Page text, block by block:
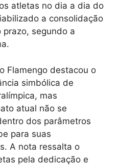
atletas no dia a dia do
a consolidação
segundo a
Flamengo destacou o
simbólica de
mas
atual não se
dos parâmetros
para suas
A nota ressalta o
pela dedicação e